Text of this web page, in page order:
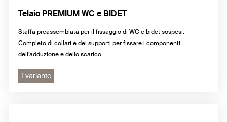
Telaio PREMIUM WC e BIDET
Staffa preassemblata per il fissaggio di WC e bidet sospesi.
Completo di collari e dei supporti per fissare i componenti
dell’adduzione e dello scarico.
1 variante